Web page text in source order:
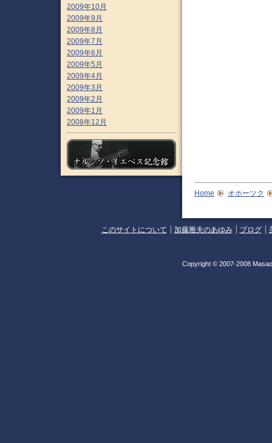
2009年10月
2009年9月
2009年8月
2009年7月
2009年6月
2009年5月
2009年4月
2009年3月
2009年2月
2009年1月
2008年12月
Home オホーツク
このサイトについて 加藤雅夫のあゆみ ブログ
Copyright © 2007-2008